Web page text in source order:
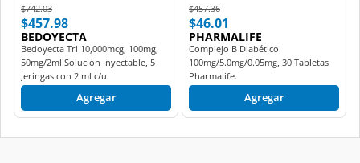
Price reduced from
$742.03to
$457.98
BEDOYECTA
Bedoyecta Tri 10,000mcg, 100mg,
50mg/2ml Solución Inyectable, 5
Jeringas con 2 ml c/u.
Agregar
Price reduced from
$457.36to
$46.01
PHARMALIFE
Complejo B Diabético
100mg/5.0mg/0.05mg, 30 Tabletas
Pharmalife.
Agregar